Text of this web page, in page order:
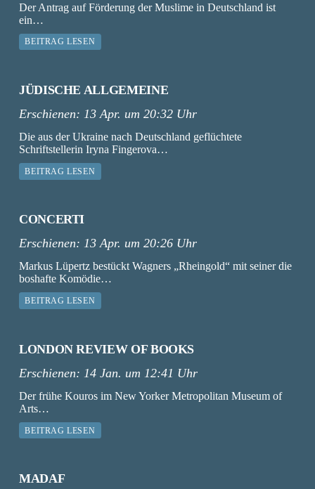
Der Antrag auf Förderung der Muslime in Deutschland ist
ein…
BEITRAG LESEN
JÜDISCHE ALLGEMEINE
Erschienen: 13 Apr. um 20:32 Uhr
Die aus der Ukraine nach Deutschland geflüchtete
Schriftstellerin Iryna Fingerova…
BEITRAG LESEN
CONCERTI
Erschienen: 13 Apr. um 20:26 Uhr
Markus Lüpertz bestückt Wagners „Rheingold“ mit seiner die
boshafte Komödie…
BEITRAG LESEN
LONDON REVIEW OF BOOKS
Erschienen: 14 Jan. um 12:41 Uhr
Der frühe Kouros im New Yorker Metropolitan Museum of
Arts…
BEITRAG LESEN
MADAF